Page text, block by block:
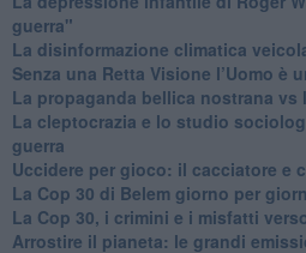
guerra"
​La disinformazione climatica
Senza una Retta Visione l’Uomo è
​La propaganda bellica nostrana vs
​La cleptocrazia e lo studio
guerra
​Uccidere per gioco: il cacciatore e
​La Cop 30 di Belem giorno per
La Cop 30, i crimini e i misfatti
Arrostire il pianeta: le grandi